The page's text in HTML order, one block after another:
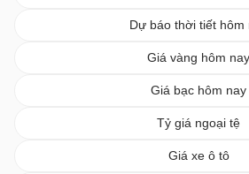
Dự báo thời tiết hôm
Giá vàng hôm nay
Giá bạc hôm nay
Tỷ giá ngoại tệ
Giá xe ô tô